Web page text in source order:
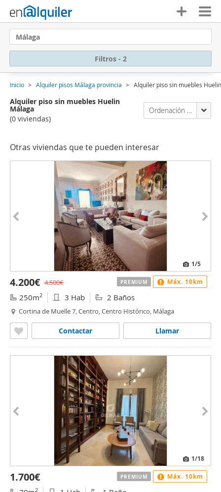
Málaga
Filtros - 2
Inicio Alquiler pisos Málaga provincia Alquiler piso sin muebles
Alquiler piso sin muebles Huelin
Málaga
(0 viviendas)
Ordenación Enalquiler
Otras viviendas que te pueden interesar
1/5
4.200€ 4.500€
250m2 3 Hab 2 Baños
Cortina de Muelle 7, Centro, Centro Histórico, Málaga
Llamar
Contactar
PREMIUM Máx. 10km
1/18
1.700€
2
PREMIUM Máx. 10km